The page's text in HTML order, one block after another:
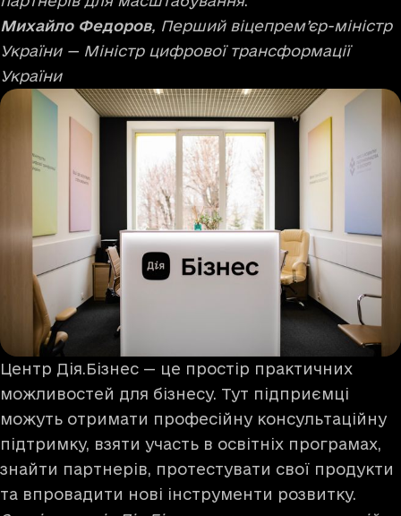
Михайло Федоров, Перший віцепрем’єр-міністр
України — Міністр цифрової трансформації
України
Центр Дія.Бізнес — це простір практичних
можливостей для бізнесу. Тут підприємці
можуть отримати професійну консультаційну
підтримку, взяти участь в освітніх програмах,
знайти партнерів, протестувати свої продукти
та впровадити нові інструменти розвитку.